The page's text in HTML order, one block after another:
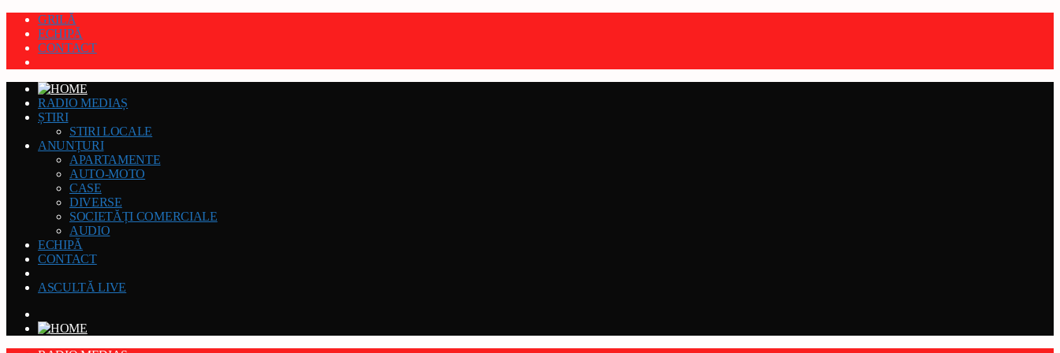
GRILĂ
ECHIPĂ
CONTACT
RADIO MEDIAȘ
ȘTIRI
STIRI LOCALE
ANUNȚURI
APARTAMENTE
AUTO-MOTO
CASE
DIVERSE
SOCIETĂȚI COMERCIALE
AUDIO
ECHIPĂ
CONTACT
ASCULTĂ LIVE